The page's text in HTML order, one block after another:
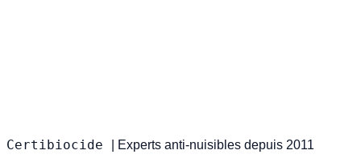
Certibiocide Experts anti-nuisibles depuis 2011